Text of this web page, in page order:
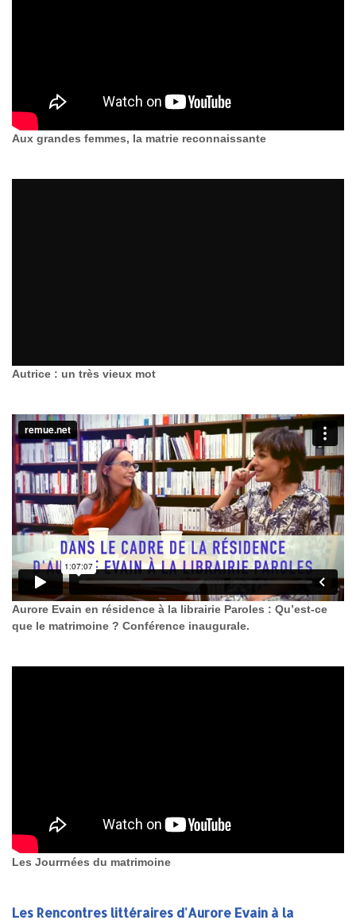
Aux grandes femmes, la matrie reconnaissante
Autrice : un très vieux mot
Aurore Evain en résidence à la librairie Paroles : Qu’est-ce
que le matrimoine ? Conférence inaugurale.
Les Jourrnées du matrimoine
Les Rencontres littéraires d'Aurore Evain à la